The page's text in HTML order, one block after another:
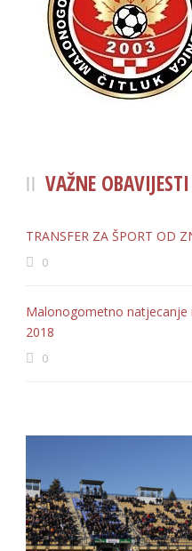
VAŽNE OBAVIJESTI
TRANSFER ZA ŠPORT OD
0
Malonogometno natjecanje
2018
0